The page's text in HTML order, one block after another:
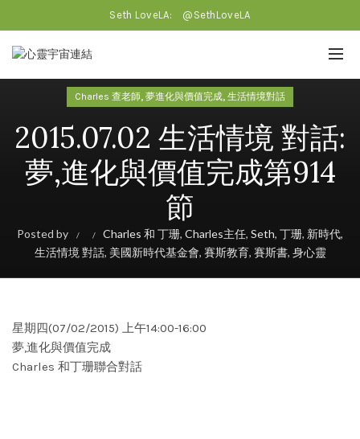
Seth LoveLA: @SethLoveLA
Charles 查老師, 夢進化與價值完成, 生活情境對話
2015.07.02 生活情境 對話:
夢,進化與價值完成第914
節
Posted by Charles 和 丁珊, Charles主任, Seth, 丁珊, 新時代,
生活情境 對話, 美國新時代基金會, 賽斯教育, 賽斯書, 身心靈
星期四(07/02/2015) 上午14:00-16:00
夢,進化與價值完成
Charles 和丁珊聯合對話